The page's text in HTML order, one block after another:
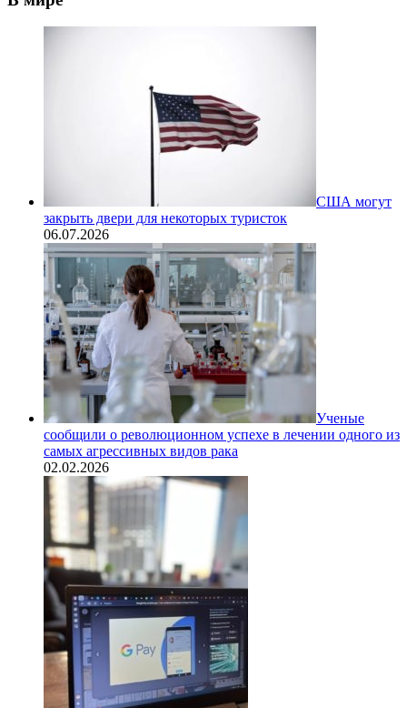
США могут
закрыть двери для некоторых туристок
06.07.2026
Ученые
сообщили о революционном успехе в лечении одного из
самых агрессивных видов рака
02.02.2026